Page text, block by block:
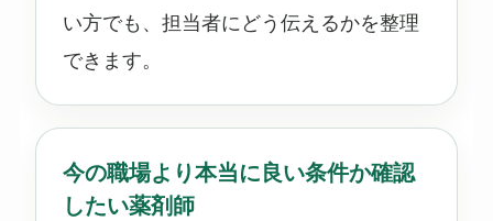
い方でも、担当者にどう伝えるかを整理
できます。
今の職場より本当に良い条件か確認
したい薬剤師